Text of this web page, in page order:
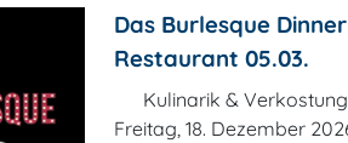
Das Burlesque
Restaurant 05.03.
Kulinarik & Verkostung
Freitag, 18. Dezember